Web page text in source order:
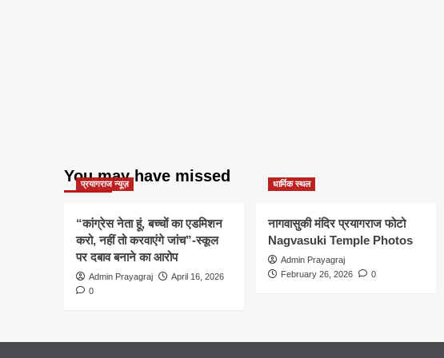
You may have missed
प्रयागराज न्यूज़
“कांग्रेस नेता हूं, बच्चों का एडमिशन
करो, नहीं तो करवाएंगे जांच”-स्कूल
पर दबाव बनाने का आरोप
Admin Prayagraj
April 16, 2026
0
धार्मिक स्थल
नागवासुकी मंदिर प्रयागराज फोटो
Nagvasuki Temple Photos
Admin Prayagraj
February 26, 2026
0